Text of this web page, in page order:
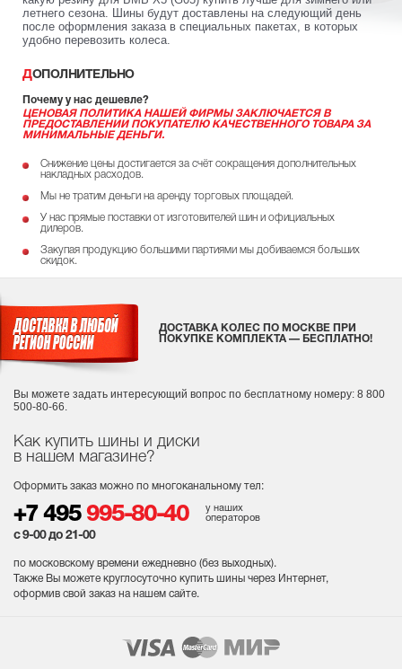
летнего сезона. Шины будут доставлены на следующий день
после оформления заказа в специальных пакетах, в которых
удобно перевозить колеса.
ДОПОЛНИТЕЛЬНО
Почему у нас дешевле?
ЦЕНОВАЯ ПОЛИТИКА НАШЕЙ ФИРМЫ ЗАКЛЮЧАЕТСЯ В
ПРЕДОСТАВЛЕНИИ ПОКУПАТЕЛЮ КАЧЕСТВЕННОГО ТОВАРА ЗА
МИНИМАЛЬНЫЕ ДЕНЬГИ.
Снижение цены достигается за счёт сокращения дополнительных
накладных расходов.
Мы не тратим деньги на аренду торговых площадей.
У нас прямые поставки от изготовителей шин и официальных
дилеров.
Закупая продукцию большими партиями мы добиваемся больших
скидок.
Как купить шины и диски
в нашем магазине?
Оформить заказ можно по многоканальному тел:
+7 495 995-80-40
у наших
операторов
с 9-00 до 21-00
по московскому времени ежедневно (без выходных).
Также Вы можете круглосуточно купить шины через Интернет,
оформив свой заказ на нашем сайте.
ДОСТАВКА КОЛЕС ПО МОСКВЕ ПРИ
ПОКУПКЕ КОМПЛЕКТА — БЕСПЛАТНО!
Вы можете задать интересующий вопрос по бесплатному номеру: 8 800
500-80-66.